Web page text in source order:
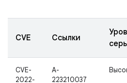
CVE Ссылки
CVE-
2022-
A-
223210037